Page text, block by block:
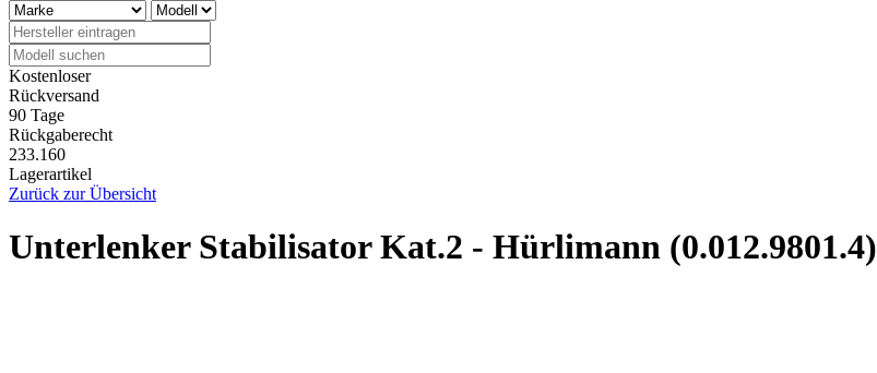
Kostenloser
Rückversand
90 Tage
Rückgaberecht
233.160
Lagerartikel
Zurück zur Übersicht
Unterlenker Stabilisator Kat.2 - Hürlimann (0.012.9801.4)